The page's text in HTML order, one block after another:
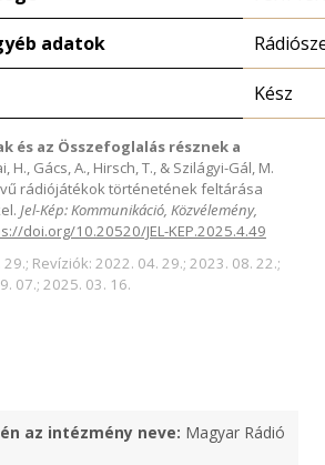
adatok
Kész
és az Összefoglalás résznek a
H., Gács, A., Hirsch, T., & Szilágyi-Gál, M.
rádiójátékok történetének feltárása
Jel-Kép: Kommunikáció, Közvélemény,
doi.org/10.20520/JEL-KEP.2025.4.49
Revíziók: 2022. 04. 29.; 2023. 08. 22.;
07.; 2025. 03. 16.
az intézmény neve: Magyar Rádió